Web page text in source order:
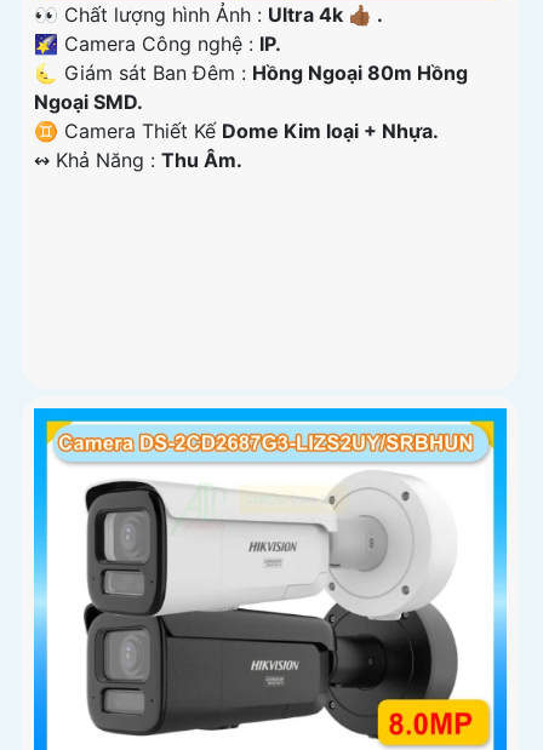
👀 Chất lượng hình Ảnh : Ultra 4k 👍🏾 .
🌠 Camera Công nghệ : IP.
🌜 Giám sát Ban Đêm : Hồng Ngoại 80m Hồng
Ngoại SMD.
♊ Camera Thiết Kế Dome Kim loại + Nhựa.
️↭ Khả Năng : Thu Âm.